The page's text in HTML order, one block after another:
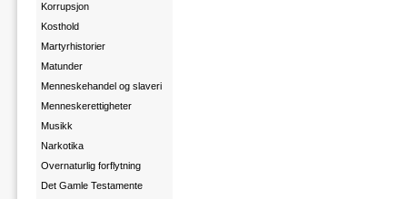
Korrupsjon
Kosthold
Martyrhistorier
Matunder
Menneskehandel og slaveri
Menneskerettigheter
Musikk
Narkotika
Overnaturlig forflytning
Det Gamle Testamente